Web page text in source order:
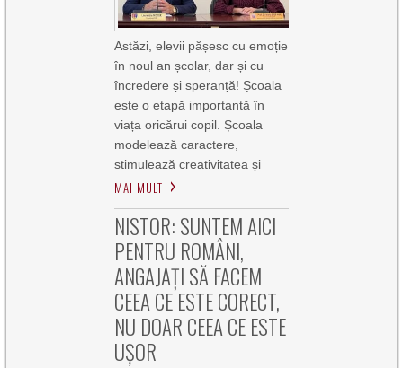
Astăzi, elevii pășesc cu emoție
în noul an școlar, dar și cu
încredere și speranță! Școala
este o etapă importantă în
viața oricărui copil. Școala
modelează caractere,
stimulează creativitatea și
MAI MULT
NISTOR: SUNTEM AICI
PENTRU ROMÂNI,
ANGAJAȚI SĂ FACEM
CEEA CE ESTE CORECT,
NU DOAR CEEA CE ESTE
UȘOR